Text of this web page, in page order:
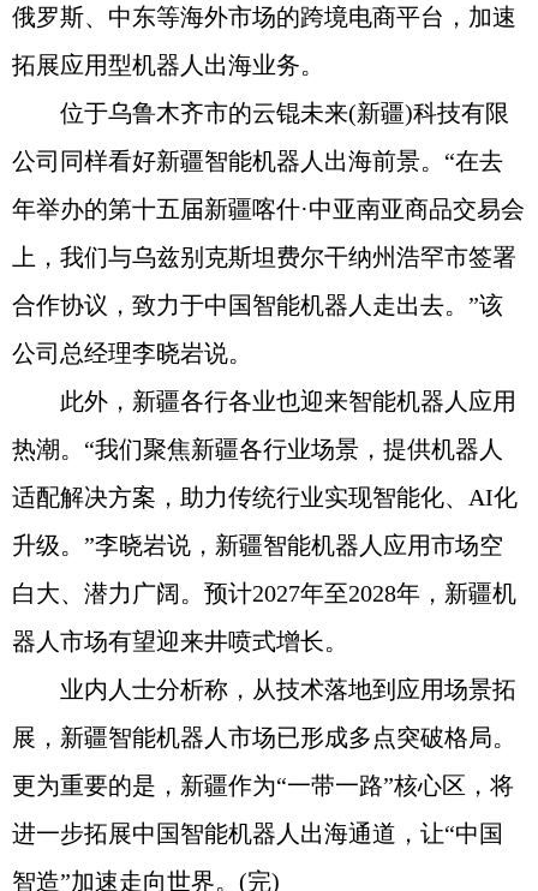
俄罗斯、中东等海外市场的跨境电商平台，加速
拓展应用型机器人出海业务。
位于乌鲁木齐市的云锟未来(新疆)科技有限
公司同样看好新疆智能机器人出海前景。“在去
年举办的第十五届新疆喀什·中亚南亚商品交易会
上，我们与乌兹别克斯坦费尔干纳州浩罕市签署
合作协议，致力于中国智能机器人走出去。”该
公司总经理李晓岩说。
此外，新疆各行各业也迎来智能机器人应用
热潮。“我们聚焦新疆各行业场景，提供机器人
适配解决方案，助力传统行业实现智能化、AI化
升级。”李晓岩说，新疆智能机器人应用市场空
白大、潜力广阔。预计2027年至2028年，新疆机
器人市场有望迎来井喷式增长。
业内人士分析称，从技术落地到应用场景拓
展，新疆智能机器人市场已形成多点突破格局。
更为重要的是，新疆作为“一带一路”核心区，将
进一步拓展中国智能机器人出海通道，让“中国
智造”加速走向世界。(完)